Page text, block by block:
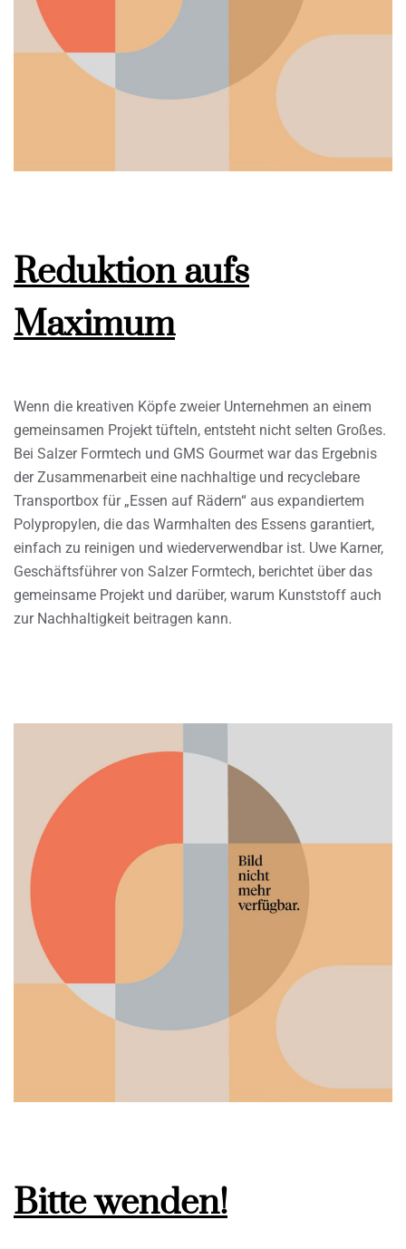
Reduktion aufs
Maximum
Wenn die kreativen Köpfe zweier Unternehmen an einem
gemeinsamen Projekt tüfteln, entsteht nicht selten Großes.
Bei Salzer Formtech und GMS Gourmet war das Ergebnis
der Zusammenarbeit eine nachhaltige und recyclebare
Transportbox für „Essen auf Rädern“ aus expandiertem
Polypropylen, die das Warmhalten des Essens garantiert,
einfach zu reinigen und wiederverwendbar ist. Uwe Karner,
Geschäftsführer von Salzer Formtech, berichtet über das
gemeinsame Projekt und darüber, warum Kunststoff auch
zur Nachhaltigkeit beitragen kann.
Bitte wenden!